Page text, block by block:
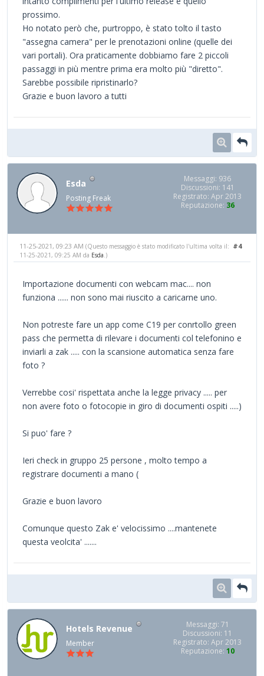
prossimo.
Ho notato però che, purtroppo, è stato tolto il tasto
"assegna camera" per le prenotazioni online (quelle dei
vari portali). Ora praticamente dobbiamo fare 2 piccoli
passaggi in più mentre prima era molto più "diretto".
Sarebbe possibile ripristinarlo?
Grazie e buon lavoro a tutti
Esda
Posting Freak
Messaggi: 936
Discussioni: 141
Registrato: Apr 2013
Reputazione: 36
#4
11-25-2021, 09:23 AM (Questo messaggio è stato modificato l'ultima volta il:
11-25-2021, 09:25 AM da Esda .)
Importazione documenti con webcam mac.... non
funziona ...... non sono mai riuscito a caricarne uno.
Non potreste fare un app come C19 per conrtollo green
pass che permetta di rilevare i documenti col telefonino e
inviarli a zak ..... con la scansione automatica senza fare
foto ?
Verrebbe cosi' rispettata anche la legge privacy ..... per
non avere foto o fotocopie in giro di documenti ospiti .....)
Si puo' fare ?
Ieri check in gruppo 25 persone , molto tempo a
registrare documenti a mano (
Grazie e buon lavoro
Comunque questo Zak e' velocissimo ....mantenete
questa veolcita' .......
Hotels Revenue
Member
Messaggi: 71
Discussioni: 11
Registrato: Apr 2013
Reputazione: 10